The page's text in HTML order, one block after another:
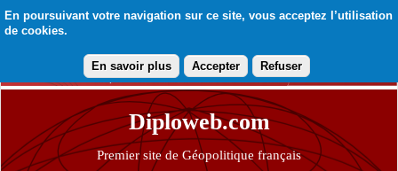
En poursuivant votre navigation sur ce site, vous acceptez l’utilisation
de cookies.
En savoir plus Accepter Refuser
Diploweb.com
Premier site de Géopolitique français